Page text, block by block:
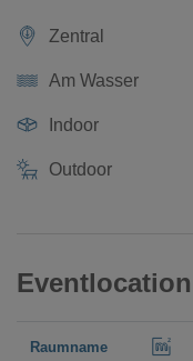
Zentral
Am Wasser
Indoor
Outdoor
Raumname